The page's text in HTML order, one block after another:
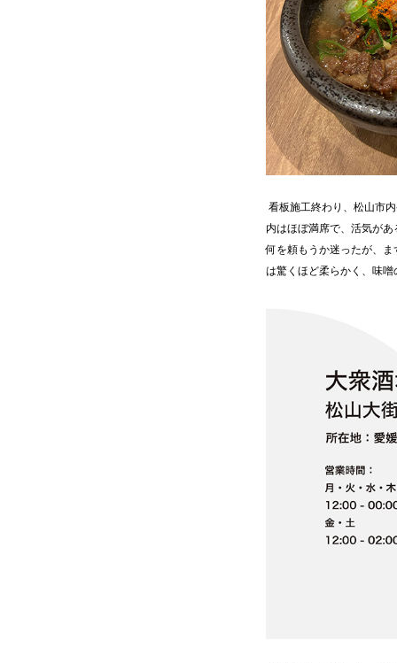
看板施工終わり、松山市
内はほぼ満席で、活気が
何を頼もうか迷ったが、
は驚くほど柔らかく、味